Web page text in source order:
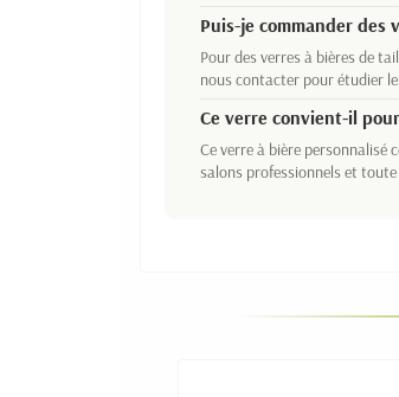
Puis-je commander des
Pour des verres à bières de
nous contacter pour étudier
Ce verre convient-il
Ce verre à bière personnalisé
salons professionnels et